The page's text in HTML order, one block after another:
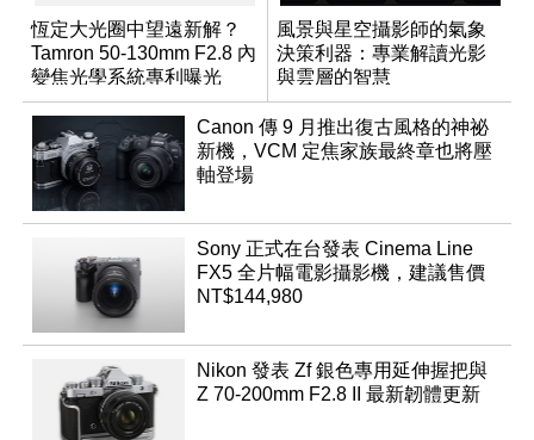
恆定大光圈中望遠新解？
Tamron 50-130mm F2.8 內
變焦光學系統專利曝光
風景與星空攝影師的氣象
決策利器：專業解讀光影
與雲層的智慧
App「Atmos」登場
Canon 傳 9 月推出復古風格的神祕
新機，VCM 定焦家族最終章也將壓
軸登場
Sony 正式在台發表 Cinema Line
FX5 全片幅電影攝影機，建議售價
NT$144,980
Nikon 發表 Zf 銀色專用延伸握把與
Z 70-200mm F2.8 II 最新韌體更新